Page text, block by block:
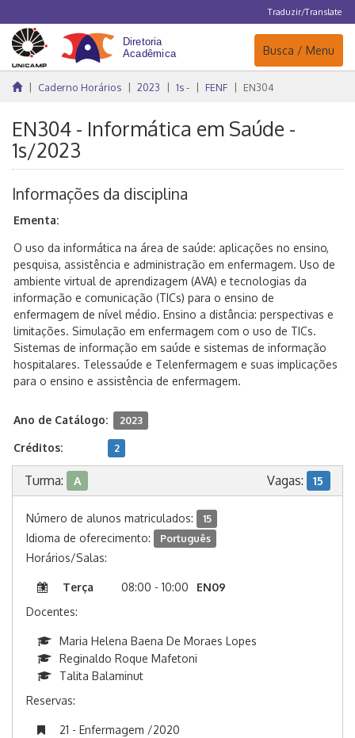
Traduzir/Translate
Navegação
Busca / Menu
Caderno Horários 2023 1s - FENF EN304
EN304 - Informática em Saúde -
1s/2023
Informações da disciplina
Ementa:
O uso da informática na área de saúde: aplicações no ensino,
pesquisa, assistência e administração em enfermagem. Uso de
ambiente virtual de aprendizagem (AVA) e tecnologias da
informação e comunicação (TICs) para o ensino de
enfermagem de nível médio. Ensino a distância: perspectivas e
limitações. Simulação em enfermagem com o uso de TICs.
Sistemas de informação em saúde e sistemas de informação
hospitalares. Telessaúde e Telenfermagem e suas implicações
para o ensino e assistência de enfermagem.
Ano de Catálogo: 2023
Créditos: 2
Turma: A Vagas: 15
Número de alunos matriculados: 15
Idioma de oferecimento: Português
Horários/Salas:
Terça 08:00 - 10:00
EN09
Docentes:
Maria Helena Baena De Moraes Lopes
Reginaldo Roque Mafetoni
Talita Balaminut
Reservas:
21 - Enfermagem /2020